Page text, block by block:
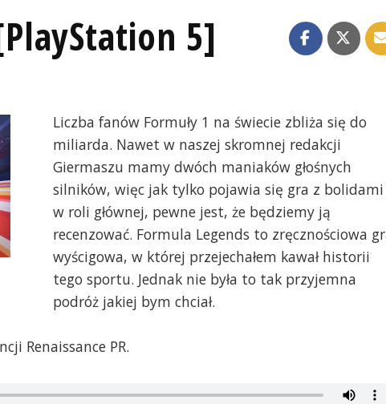
5]
Liczba fanów Formuły 1 na świecie zbliża się do
miliarda. Nawet w naszej skromnej redakcji
Giermaszu mamy dwóch maniaków głośnych
silników, więc jak tylko pojawia się gra z bolidami
w roli głównej, pewne jest, że będziemy ją
recenzować. Formula Legends to zręcznościowa
wyścigowa, w której przejechałem kawał historii
tego sportu. Jednak nie była to tak przyjemna
podróż jakiej bym chciał.
Renaissance PR.